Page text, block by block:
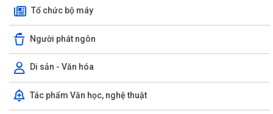
Tổ chức bộ máy
Người phát ngôn
Di sản - Văn hóa
Tác phẩm Văn học, nghệ thuật
Phường Ngô Quyền trao tặng sách giáo khoa, đồng phục cho 307 học
sinh có hoàn cảnh khó khăn trước...
Phường Ngô Quyền đẩy mạnh công tác phòng, chống ma túy và nhân
rộng các mô hình an ninh trật tự tại...
THƯ CẢM ƠN – NIỀM TIN CỦA NHÂN DÂN DÀNH CHO CHÍNH QUYỀN